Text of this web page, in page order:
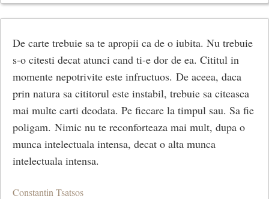
De carte trebuie sa te apropii ca de o iubita. Nu trebuie
s-o citesti decat atunci cand ti-e dor de ea. Cititul in
momente nepotrivite este infructuos. De aceea, daca
prin natura sa cititorul este instabil, trebuie sa citeasca
mai multe carti deodata. Pe fiecare la timpul sau. Sa fie
poligam. Nimic nu te reconforteaza mai mult, dupa o
munca intelectuala intensa, decat o alta munca
intelectuala intensa.
Constantin Tsatsos